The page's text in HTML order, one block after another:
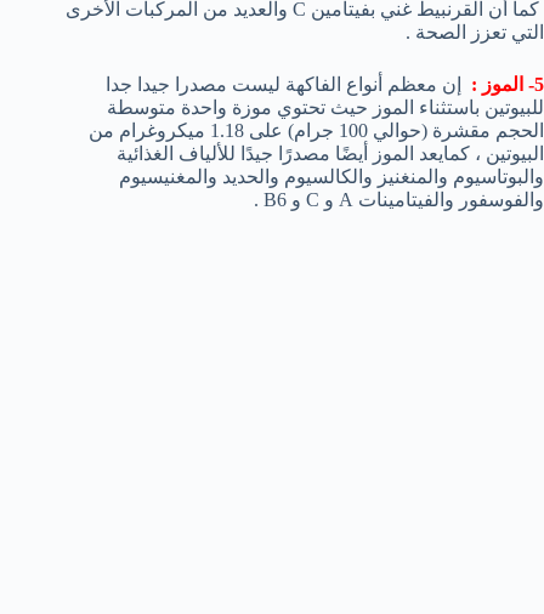
كما أن القرنبيط غني بفيتامين C والعديد من المركبات الأخرى
التي تعزز الصحة .
5- الموز : إن معظم أنواع الفاكهة ليست مصدرا جيدا جدا
للبيوتين باستثناء الموز حيث تحتوي موزة واحدة متوسطة
الحجم مقشرة (حوالي 100 جرام) على 1.18 ميكروغرام من
البيوتين ، كمايعد الموز أيضًا مصدرًا جيدًا للألياف الغذائية
والبوتاسيوم والمنغنيز والكالسيوم والحديد والمغنيسيوم
والفوسفور والفيتامينات A و C و B6 .